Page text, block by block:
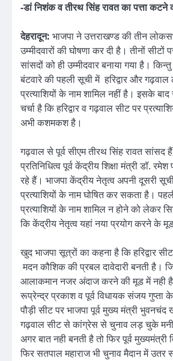
-डां निशंक व तीरथ सिंह रावत का पत्ता कटने
देहरादून: भाजपा ने उत्तराखण्ड की तीन
उम्मीदवारों की घोषणा कर दी है। तीनों सीटों
सांसदों को ही उम्मीदवार बनाया गया है।
बंटवारे की पहली सूची में हरिद्वार और
प्रत्याशियों के नाम शामिल नहीं है। इसके बाद
चर्चा है कि हरिद्वार व गढ़वाल सीट पर
अभी कशमकश है।
गढ़वाल से पूर्व सीएम तीरथ सिंह रावत सांसद
प्रतिनिधित्व पूर्व केंद्रीय शिक्षा मंत्री डॉ.
रहे हैं। भाजपा केंद्रीय नेतृत्व अपनी दूसरी
प्रत्याशियों के नाम घोषित कर सकता है।
प्रत्याशियों के नाम शामिल न होने को लेकर
कि केंद्रीय नेतृत्व यहां नया प्रयोग करने के
खुद भाजपा सूत्रों का कहना है कि हरिद्वार सीट
मदन कौशिक की प्रबल दावेदारी बनती है।
आलाकमान नजर अंदाज करने की मूड में नही
रूप्रेन्द्र प्रकाश व पूर्व विधायक संजय गुप्ता
पौड़ी सीट पर भाजपा पूर्व मुख्य मंत्री भुवनचंद
गढ़वाल सीट से कांग्रेस से चुनाव लड़ चुके
अगर बात नही बनती है तो फिर पूर्व मुख्यमंत्री
फिर सतपाल महाराज भी चुनाव मैदान में